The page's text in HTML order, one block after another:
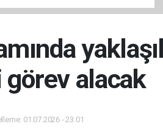
alacak
01.07.2026 - 23:01